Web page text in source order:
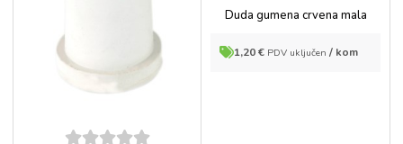
5
Duda gumena crvena mala
1,20€ PDV uključen / kom